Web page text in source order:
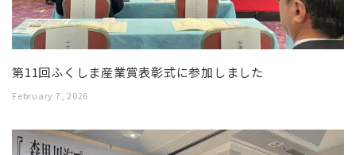
第11回ふくしま産業賞表彰式に参加しました
February 7, 2026